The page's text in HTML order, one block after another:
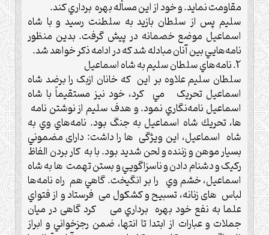
مقاومت نماید. و خود از اين مسأله بهره برداري كند.‌
سليم پس از سلطان بازيد به سلطنت رسيد و با شاه
اسماعيل موضع خصمانه در پيش گرفت. بدين منظور
نامه‌هايي بين آنان مبادله شد كه در ادامه ذکر خواهد شد.‌
2. نامه‌هاي سلطان سليم به شاه اسماعيل
سلطان سليم علاوه بر اين كه خانان ازبک را برضد شاه
اسماعيل تحريک مي کرد، خود نيز مستقيماً با شاه
اسماعيل نامه‌نگاري نمود. و هدف سليم از نوشتن نامه
ها، تحريك شاه اسماعيل به جنگ بود.‌ نامه‌هاي وي به
شاه اسماعيل، این ویژگی ها را داشت: دارای مضموني
بسيار موهن و زننده و لحن شديد بود.‌ با به کار بردن الفاظ
رکيک و دشنام دادن و ناسزاگويي و بستن تهمت ها به شاه
اسماعيل، خشم وي را بر انگیخت.‌ گاهي هم راه نامه‌ها
لباس های زنانه، تسبيح و کشکول می فرستاد و از فتواي
علما به نفع خود بهره برداري می کرد گاهی در ميان
جملات و عبارات از ابتدا تا انتها، ضمن رجزخواني و ابراز